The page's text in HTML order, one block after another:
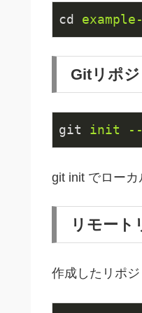
cd
Gitリポ
git init --
git init でローカ
リモート
作成したリポ